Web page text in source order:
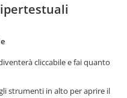
cliccabile e fai quanto
strumenti in alto per aprire il